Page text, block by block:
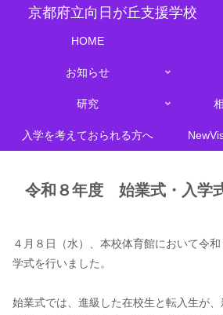
京都府立向日が丘支援学校
HOME
お知らせ
研究
入学を考えておられる方へ
令和８年度 始業式・入学
４月８日（水）、本校体育館において令
学式を行いました。
始業式では、進級した在校生と転入生が